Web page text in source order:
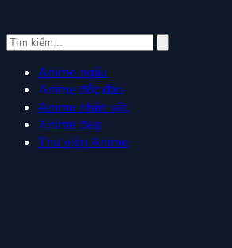
Anime ngầu
Anime độc đáo
Anime nhân vật
Anime đẹp
Thư viện Anime